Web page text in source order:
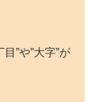
”や”大字”が